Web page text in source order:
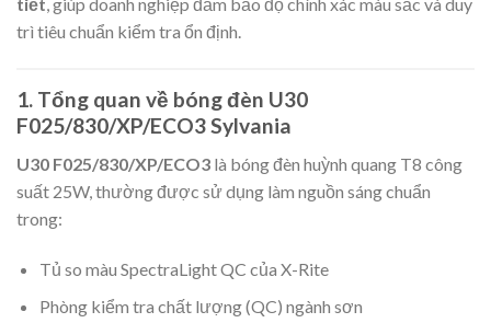
tiết, giúp doanh nghiệp đảm bảo độ chính xác màu sắc và duy
trì tiêu chuẩn kiểm tra ổn định.
1. Tổng quan về bóng đèn U30
F025/830/XP/ECO3 Sylvania
U30 F025/830/XP/ECO3 là bóng đèn huỳnh quang T8 công
suất 25W, thường được sử dụng làm nguồn sáng chuẩn
trong:
Tủ so màu SpectraLight QC của X-Rite
Phòng kiểm tra chất lượng (QC) ngành sơn